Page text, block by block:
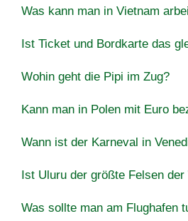
Was kann man in Vietnam
Ist Ticket und Bordkarte das
Wohin geht die Pipi im Zug?
Kann man in Polen mit Euro
Wann ist der Karneval in
Ist Uluru der größte Felsen der
Was sollte man am Flughafen